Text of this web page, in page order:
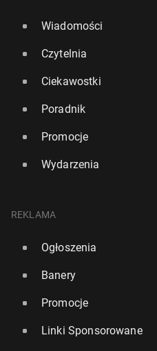
Wiadomości
Czytelnia
Ciekawostki
Poradnik
Promocje
Wydarzenia
REKLAMA
Ogłoszenia
Banery
Promocje
Linki Sponsorowane